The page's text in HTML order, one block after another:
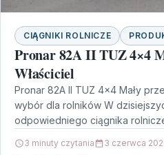
CIĄGNIKI ROLNICZE
Pronar 82A II TUZ 4×4
Właściciel
Pronar 82A II TUZ 4×4 Mały
wybór dla rolników W
odpowiedniego ciągnika
3 minuty czytania 3 czerwca